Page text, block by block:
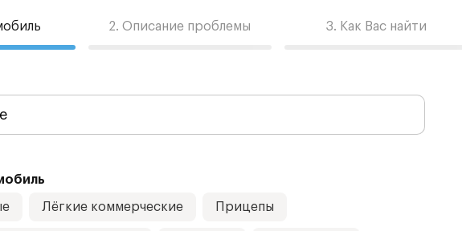
2. Описание проблемы 3. Как Вас найти
Лёгкие коммерческие Прицепы